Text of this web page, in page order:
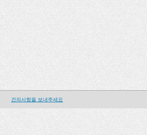
건의사항을 보내주세요